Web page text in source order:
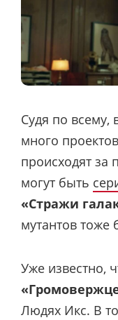
Судя по всему,
много
происходят за
могут быть
«Стражи
мутантов тоже
Уже известно,
Людях Икс. В